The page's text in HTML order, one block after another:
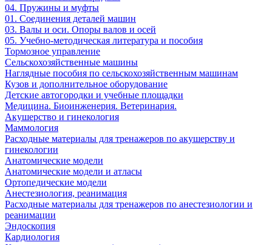
04. Пружины и муфты
01. Соединения деталей машин
03. Валы и оси. Опоры валов и осей
05. Учебно-методическая литература и пособия
Тормозное управление
Сельскохозяйственные машины
Наглядные пособия по сельскохозяйственным машинам
Кузов и дополнительное оборудование
Детские автогородки и учебные площадки
Медицина. Биоинженерия. Ветеринария.
Акушерство и гинекология
Маммология
Расходные материалы для тренажеров по акушерству и
гинекологии
Анатомические модели
Анатомические модели и атласы
Ортопедические модели
Анестезиология, реанимация
Расходные материалы для тренажеров по анестезиологии и
реанимации
Эндоскопия
Кардиология